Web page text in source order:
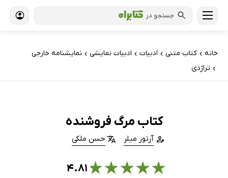
جستجو در
خانه › کتاب‌ متنی › ادبیات › ادبیات نمایشی › نمایشنامه خارجی
› تراژدی
کتاب مرگ فروشنده
آرتور میلر حسن ملکی
★
★
★
★
★۴.۸۱